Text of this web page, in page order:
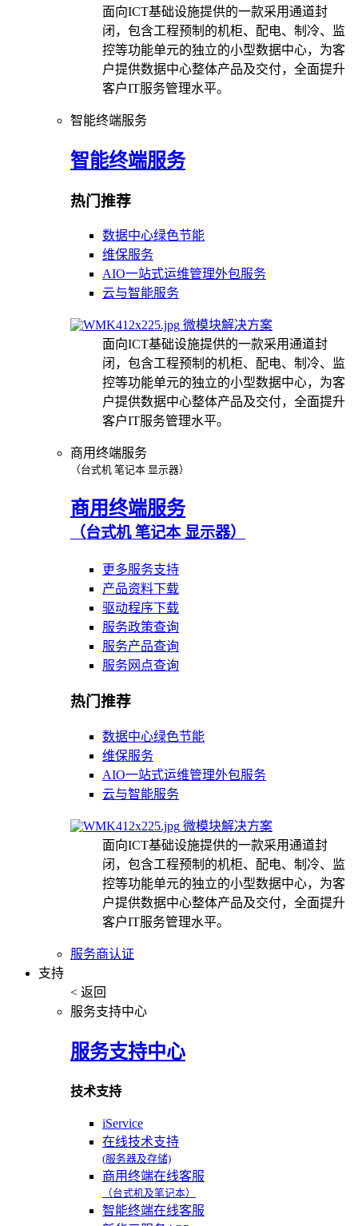
面向ICT基础设施提供的一款采用通道封
闭，包含工程预制的机柜、配电、制冷、监
控等功能单元的独立的小型数据中心，为客
户提供数据中心整体产品及交付，全面提升
客户IT服务管理水平。
智能终端服务
智能终端服务
热门推荐
数据中心绿色节能
维保服务
AIO一站式运维管理外包服务
云与智能服务
微模块解决方案
面向ICT基础设施提供的一款采用通道封
闭，包含工程预制的机柜、配电、制冷、监
控等功能单元的独立的小型数据中心，为客
户提供数据中心整体产品及交付，全面提升
客户IT服务管理水平。
商用终端服务
（台式机 笔记本 显示器）
商用终端服务
（台式机 笔记本 显示器）
更多服务支持
产品资料下载
驱动程序下载
服务政策查询
服务产品查询
服务网点查询
热门推荐
数据中心绿色节能
维保服务
AIO一站式运维管理外包服务
云与智能服务
微模块解决方案
面向ICT基础设施提供的一款采用通道封
闭，包含工程预制的机柜、配电、制冷、监
控等功能单元的独立的小型数据中心，为客
户提供数据中心整体产品及交付，全面提升
客户IT服务管理水平。
服务商认证
支持
< 返回
服务支持中心
服务支持中心
技术支持
iService
在线技术支持
(服务器及存储)
商用终端在线客服
（台式机及笔记本）
智能终端在线客服